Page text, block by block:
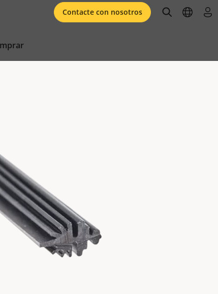
Contacte con nosotros openopen